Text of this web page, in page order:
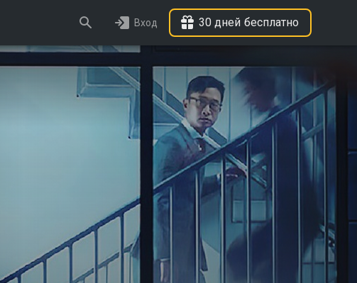
Вход 30 дней бесплатно